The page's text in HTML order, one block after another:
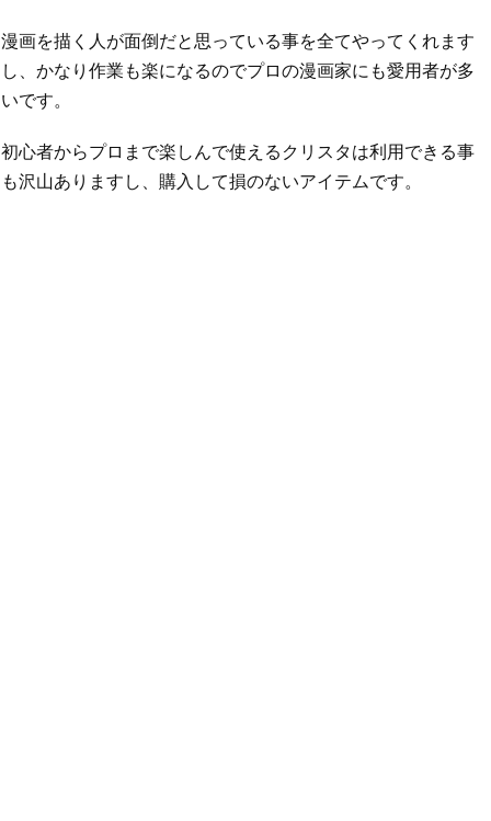
漫画を描く人が面倒だと思っている事を全てやってくれます
し、かなり作業も楽になるのでプロの漫画家にも愛用者が多
いです。
初心者からプロまで楽しんで使えるクリスタは利用できる事
も沢山ありますし、購入して損のないアイテムです。